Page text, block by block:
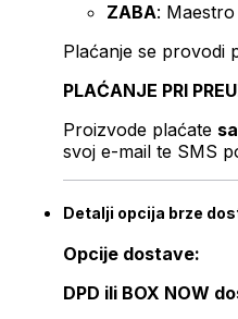
ZABA:
Plaćanje se provodi
PLAĆANJE PRI
Proizvode plaćate
svoj e-mail te SMS
Detalji opcija brze
Opcije dostave:
DPD ili BOX NOW